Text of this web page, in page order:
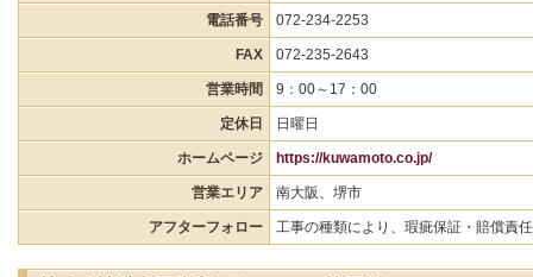
電話番号 072-234-2253
FAX 072-235-2643
営業時間 9：00～17：00
定休日 日曜日
ホームページ https://kuwamoto.co.jp/
営業エリア 南大阪、堺市
アフターフォロー 工事の種類により、瑕疵保証・賠償責